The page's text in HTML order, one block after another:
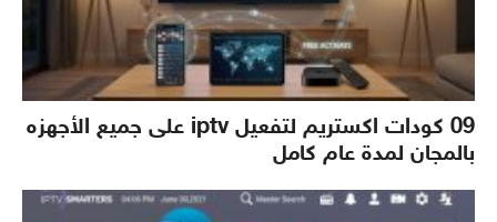
09 كودات اكستريم لتفعيل iptv على جميع الأجهزه
بالمجان لمدة عام كامل